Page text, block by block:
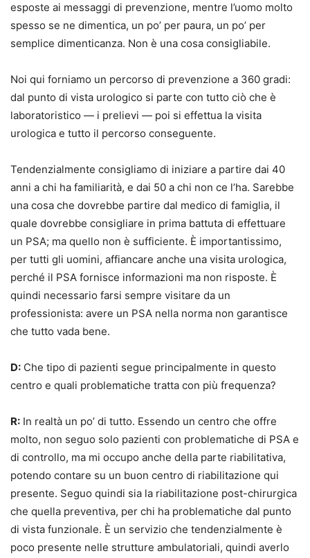
esposte ai messaggi di prevenzione, mentre l’uomo molto
spesso se ne dimentica, un po’ per paura, un po’ per
semplice dimenticanza. Non è una cosa consigliabile.
Noi qui forniamo un percorso di prevenzione a 360 gradi:
dal punto di vista urologico si parte con tutto ciò che è
laboratoristico — i prelievi — poi si effettua la visita
urologica e tutto il percorso conseguente.
Tendenzialmente consigliamo di iniziare a partire dai 40
anni a chi ha familiarità, e dai 50 a chi non ce l’ha. Sarebbe
una cosa che dovrebbe partire dal medico di famiglia, il
quale dovrebbe consigliare in prima battuta di effettuare
un PSA; ma quello non è sufficiente. È importantissimo,
per tutti gli uomini, affiancare anche una visita urologica,
perché il PSA fornisce informazioni ma non risposte. È
quindi necessario farsi sempre visitare da un
professionista: avere un PSA nella norma non garantisce
che tutto vada bene.
D: Che tipo di pazienti segue principalmente in questo
centro e quali problematiche tratta con più frequenza?
R: In realtà un po’ di tutto. Essendo un centro che offre
molto, non seguo solo pazienti con problematiche di PSA e
di controllo, ma mi occupo anche della parte riabilitativa,
potendo contare su un buon centro di riabilitazione qui
presente. Seguo quindi sia la riabilitazione post-chirurgica
che quella preventiva, per chi ha problematiche dal punto
di vista funzionale. È un servizio che tendenzialmente è
poco presente nelle strutture ambulatoriali, quindi averlo